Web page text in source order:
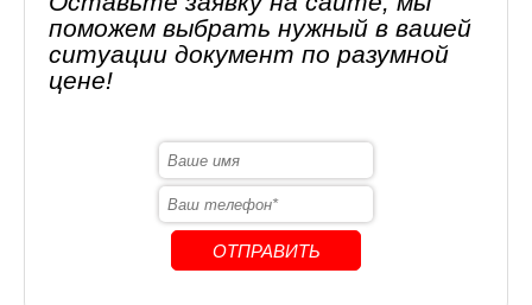
поможем выбрать нужный в вашей
ситуации документ по разумной
цене!